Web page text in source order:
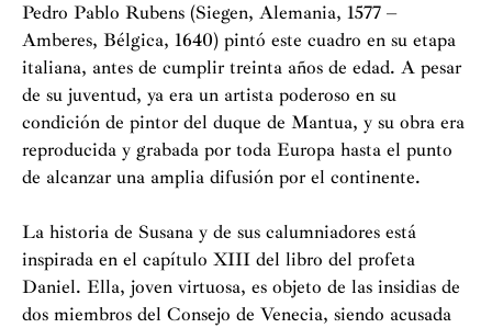
Pedro Pablo Rubens (Siegen, Alemania, 1577 –
Amberes, Bélgica, 1640) pintó este cuadro en su etapa
italiana, antes de cumplir treinta años de edad. A pesar
de su juventud, ya era un artista poderoso en su
condición de pintor del duque de Mantua, y su obra era
reproducida y grabada por toda Europa hasta el punto
de alcanzar una amplia difusión por el continente.
La historia de Susana y de sus calumniadores está
inspirada en el capítulo XIII del libro del profeta
Daniel. Ella, joven virtuosa, es objeto de las insidias de
dos miembros del Consejo de Venecia, siendo acusada